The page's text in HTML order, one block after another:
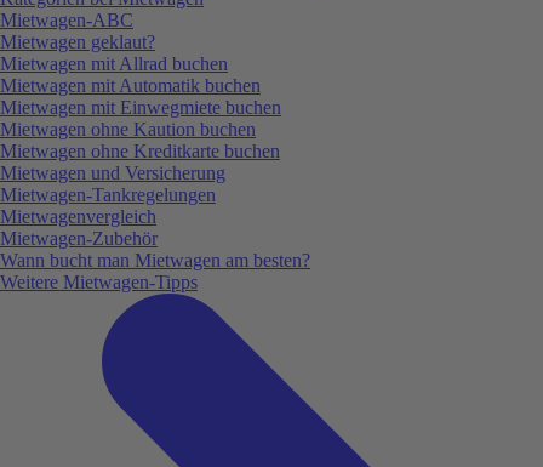
Mietwagen-ABC
Mietwagen geklaut?
Mietwagen mit Allrad buchen
Mietwagen mit Automatik buchen
Mietwagen mit Einwegmiete buchen
Mietwagen ohne Kaution buchen
Mietwagen ohne Kreditkarte buchen
Mietwagen und Versicherung
Mietwagen-Tankregelungen
Mietwagenvergleich
Mietwagen-Zubehör
Wann bucht man Mietwagen am besten?
Weitere Mietwagen-Tipps